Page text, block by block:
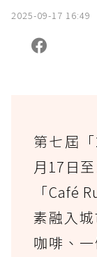
2025-09-17 16:49
第七屆
月17日
「Café
素融入
咖啡、